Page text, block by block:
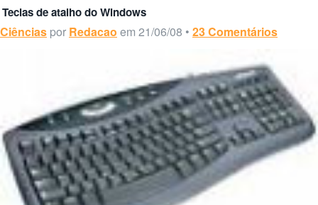
Teclas de atalho do Windows
Ciências por Redacao em 21/06/08 • 23 Comentários